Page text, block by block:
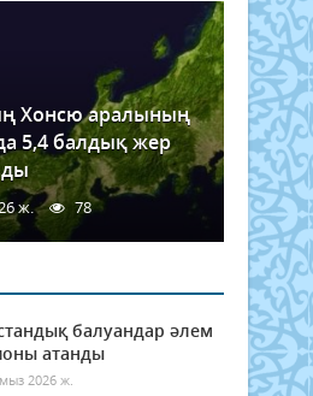
А2,
Д2.
және
үш
рет:
Хонсю аралының
5,4 балдық жер
ж. 78
балуандар әлем
атанды
2026 ж.